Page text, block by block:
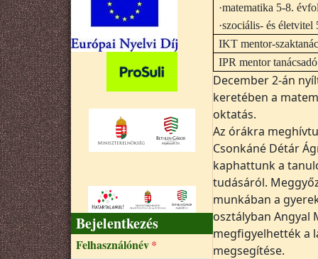
Bejelentkezés
Felhasználónév
·matematika 5-8.
·szociális- és
IKT mentor-
IPR mentor tanácsadó
December 2-án
keretében a
oktatás.
Az órákra
Csonkáné Détár
kaphattunk a
tudásáról.
munkában a
osztályban Angyal
megfigyelhették a
megsegítése.